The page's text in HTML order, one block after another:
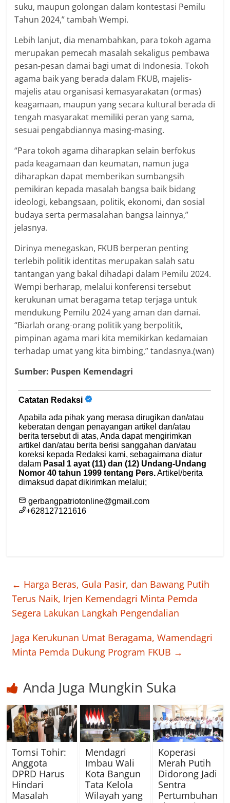
suku, maupun golongan dalam kontestasi Pemilu
Tahun 2024,” tambah Wempi.
Lebih lanjut, dia menambahkan, para tokoh agama
merupakan pemecah masalah sekaligus pembawa
pesan-pesan damai bagi umat di Indonesia. Tokoh
agama baik yang berada dalam FKUB, majelis-
majelis atau organisasi kemasyarakatan (ormas)
keagamaan, maupun yang secara kultural berada di
tengah masyarakat memiliki peran yang sama,
sesuai pengabdiannya masing-masing.
“Para tokoh agama diharapkan selain berfokus
pada keagamaan dan keumatan, namun juga
diharapkan dapat memberikan sumbangsih
pemikiran kepada masalah bangsa baik bidang
ideologi, kebangsaan, politik, ekonomi, dan sosial
budaya serta permasalahan bangsa lainnya,”
jelasnya.
Dirinya menegaskan, FKUB berperan penting
terlebih politik identitas merupakan salah satu
tantangan yang bakal dihadapi dalam Pemilu 2024.
Wempi berharap, melalui konferensi tersebut
kerukunan umat beragama tetap terjaga untuk
mendukung Pemilu 2024 yang aman dan damai.
“Biarlah orang-orang politik yang berpolitik,
pimpinan agama mari kita memikirkan kedamaian
terhadap umat yang kita bimbing,” tandasnya.(wan)
Sumber: Puspen Kemendagri
← Harga Beras, Gula Pasir, dan Bawang Putih
Terus Naik, Irjen Kemendagri Minta Pemda
Segera Lakukan Langkah Pengendalian
Jaga Kerukunan Umat Beragama, Wamendagri
Minta Pemda Dukung Program FKUB →
Anda Juga Mungkin Suka
Tomsi Tohir:
Anggota
DPRD Harus
Hindari
Masalah
Mendagri
Imbau Wali
Kota Bangun
Tata Kelola
Wilayah yang
Koperasi
Merah Putih
Didorong Jadi
Sentra
Pertumbuhan